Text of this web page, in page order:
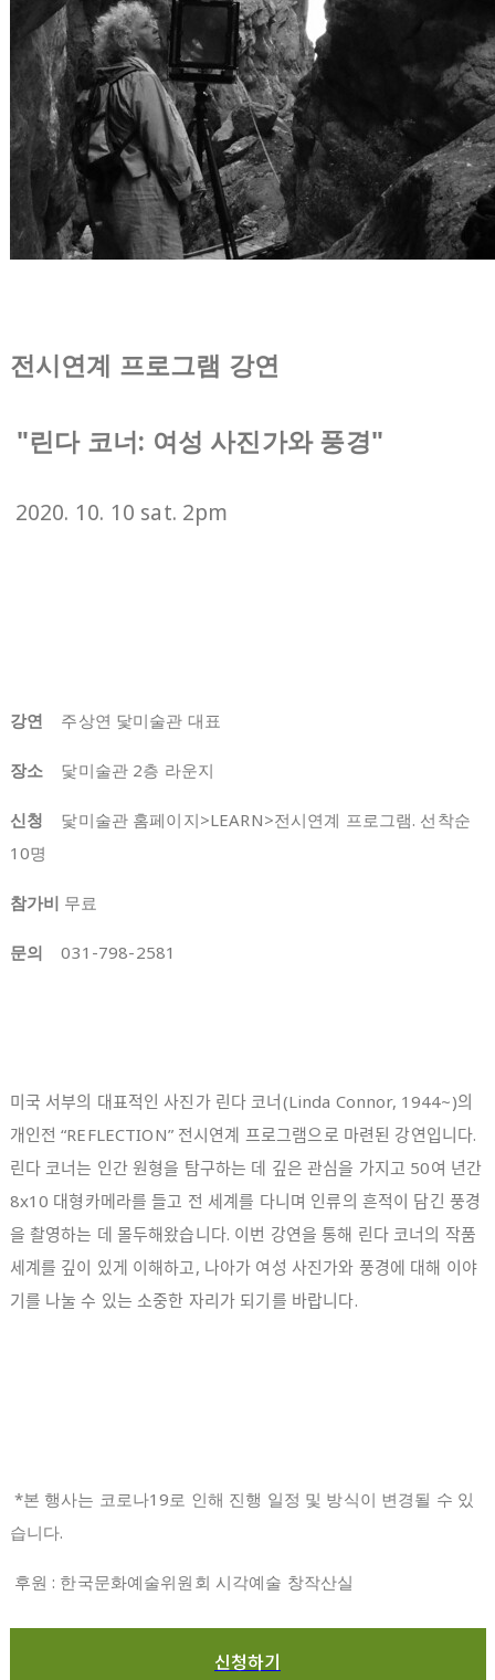
전시연계 프로그램 강연
"린다 코너: 여성 사진가와 풍경"
2020. 10. 10 sat. 2pm
강연 주상연 닻미술관 대표
장소닻미술관 2층 라운지
신청 닻미술관 홈페이지>LEARN>전시연계 프로그램. 선착순
10명
참가비 무료
문의 031-798-2581
미국 서부의 대표적인 사진가 린다 코너(Linda Connor, 1944~)의
개인전 “REFLECTION” 전시연계 프로그램으로 마련된 강연입니다.
린다 코너는 인간 원형을 탐구하는 데 깊은 관심을 가지고 50여 년간
8x10 대형카메라를 들고 전 세계를 다니며 인류의 흔적이 담긴 풍경
을 촬영하는 데 몰두해왔습니다. 이번 강연을 통해 린다 코너의 작품
세계를 깊이 있게 이해하고, 나아가 여성 사진가와 풍경에 대해 이야
기를 나눌 수 있는 소중한 자리가 되기를 바랍니다.
*본 행사는 코로나19로 인해 진행 일정 및 방식이 변경될 수 있
습니다.
후원 : 한국문화예술위원회 시각예술 창작산실
신청하기